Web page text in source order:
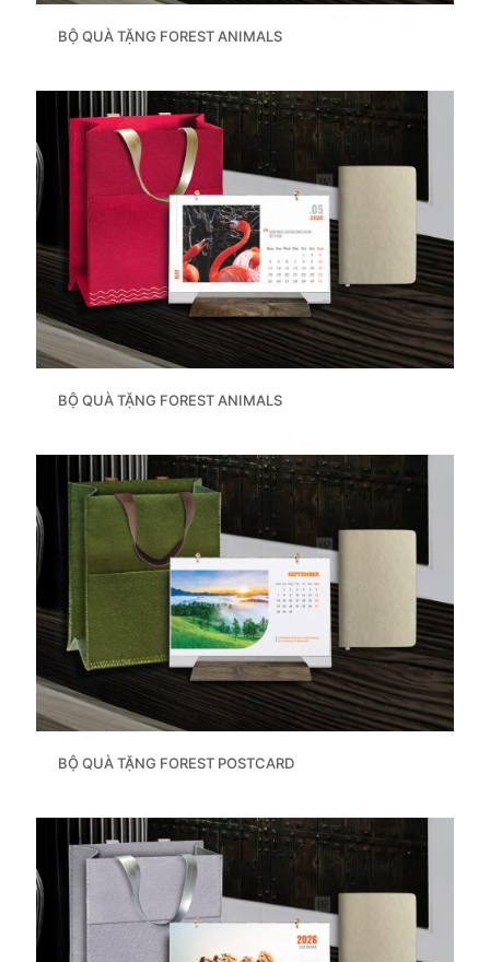
BỘ QUÀ TẶNG FOREST ANIMALS
BỘ QUÀ TẶNG FOREST ANIMALS
BỘ QUÀ TẶNG FOREST POSTCARD